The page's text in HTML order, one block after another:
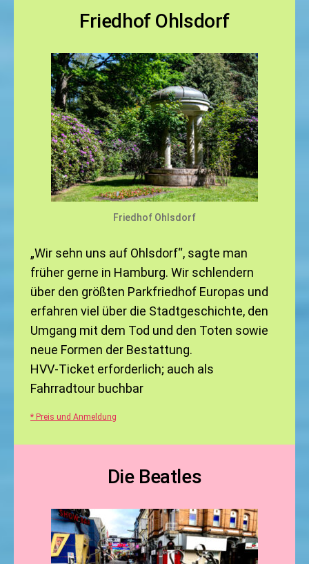
Friedhof Ohlsdorf
Friedhof Ohlsdorf
„Wir sehn uns auf Ohlsdorf“, sagte man
früher gerne in Hamburg. Wir schlendern
über den größten Parkfriedhof Europas und
erfahren viel über die Stadtgeschichte, den
Umgang mit dem Tod und den Toten sowie
neue Formen der Bestattung.
HVV-Ticket erforderlich; auch als
Fahrradtour buchbar
* Preis und Anmeldung
Die Beatles